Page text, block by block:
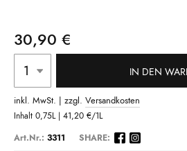
30,90 €
IN DEN
inkl. MwSt. | zzgl. Versandkosten
Inhalt 0,75L | 41,20 €/1L
Art.Nr.: 3311 SHARE: